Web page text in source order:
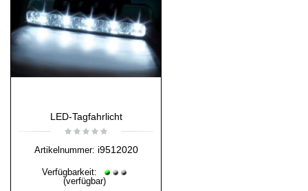
LED-Tagfahrlicht
Artikelnummer: i9512020
Verfügbarkeit:
(verfügbar)